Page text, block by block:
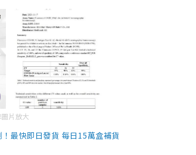
片放大
最快即日發貨 每日15萬盒補貨